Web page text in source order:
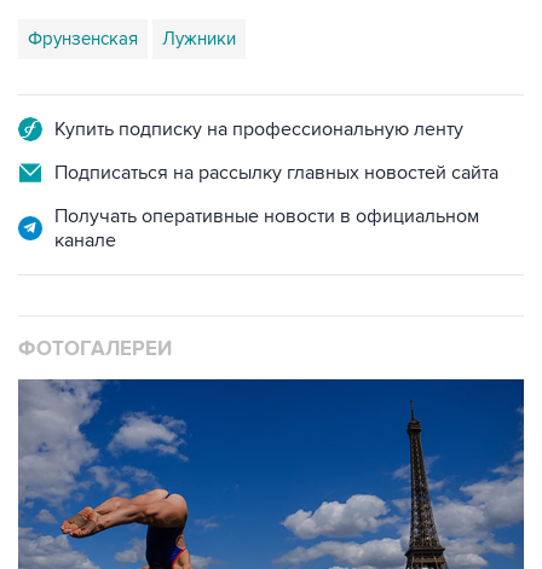
Фрунзенская Лужники
Купить подписку на профессиональную ленту
Подписаться на рассылку главных новостей сайта
Получать оперативные новости в официальном
канале
ФОТОГАЛЕРЕИ